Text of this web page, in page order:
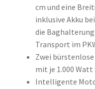
cm und eine
inklusive Akku
die
Transport im
Zwei
mit je 1.000
Intelligente